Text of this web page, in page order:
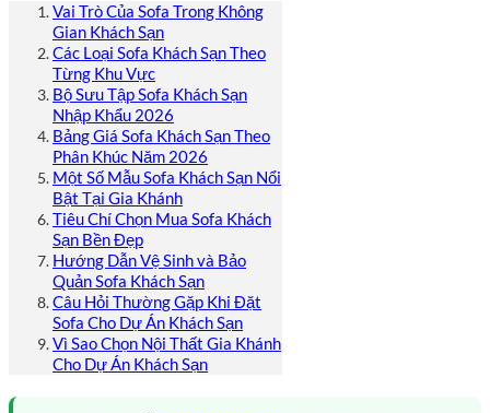
Vai Trò Của Sofa Trong Không
Gian Khách Sạn
Các Loại Sofa Khách Sạn Theo
Từng Khu Vực
Bộ Sưu Tập Sofa Khách Sạn
Nhập Khẩu 2026
Bảng Giá Sofa Khách Sạn Theo
Phân Khúc Năm 2026
Một Số Mẫu Sofa Khách Sạn Nổi
Bật Tại Gia Khánh
Tiêu Chí Chọn Mua Sofa Khách
Sạn Bền Đẹp
Hướng Dẫn Vệ Sinh và Bảo
Quản Sofa Khách Sạn
Câu Hỏi Thường Gặp Khi Đặt
Sofa Cho Dự Án Khách Sạn
Vì Sao Chọn Nội Thất Gia Khánh
Cho Dự Án Khách Sạn